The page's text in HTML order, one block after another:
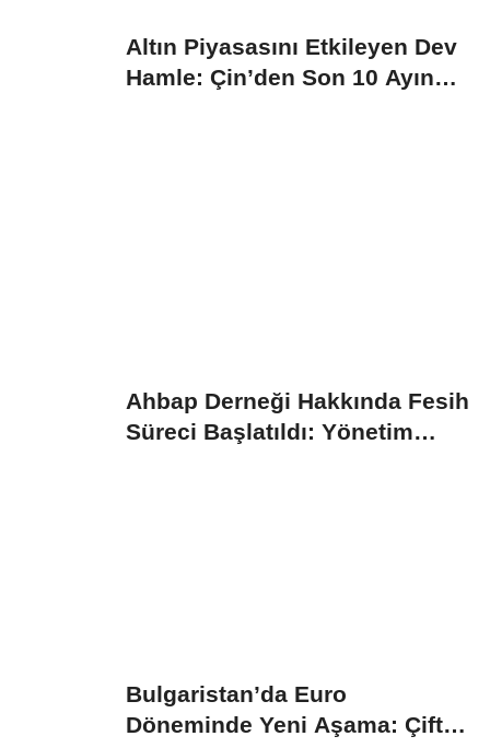
Altın Piyasasını Etkileyen Dev
Hamle: Çin’den Son 10 Ayın
Ahbap Derneği Hakkında Fesih
Süreci Başlatıldı: Yönetim
Bulgaristan’da Euro
Döneminde Yeni Aşama: Çift